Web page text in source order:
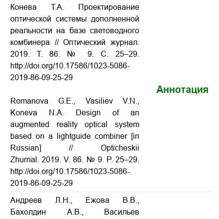
Конева Т.А. Проектирование
оптической системы дополненной
реальности на базе световодного
комбинера // Оптический журнал.
2019. Т. 86. № 9. С. 25–29.
http://doi.org/10.17586/1023-5086-
2019-86-09-25-29
Romanova G.E., Vasiliev V.N.,
Koneva N.A. Design of an
augmented reality optical system
based on a lightguide combiner [in
Russian] // Opticheskii
Zhurnal. 2019. V. 86. № 9. P. 25–29.
http://doi.org/10.17586/1023-5086-
2019-86-09-25-29
Аннотация
Андреев Л.Н., Ежова В.В.,
Бахолдин А.В., Васильев